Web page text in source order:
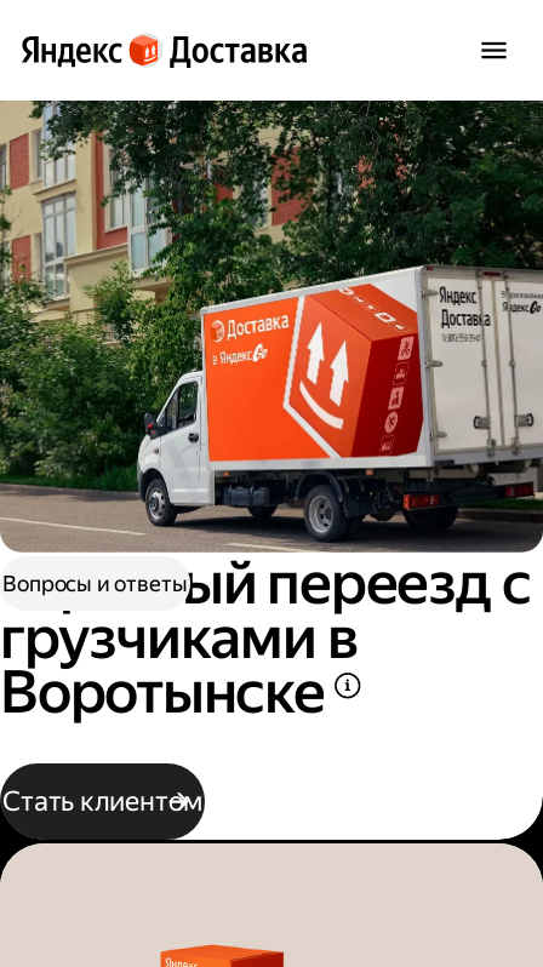
Офисный переезд с
грузчиками в
Воротынске
Стать клиентом
Вопросы и ответы